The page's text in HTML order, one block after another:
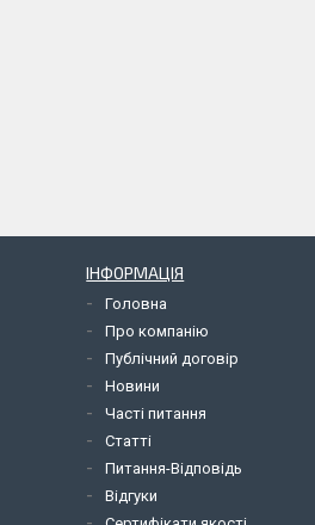
ІНФОРМАЦІЯ
Головна
Про компанію
Публічний договір
Новини
Часті питання
Статті
Питання-Відповідь
Відгуки